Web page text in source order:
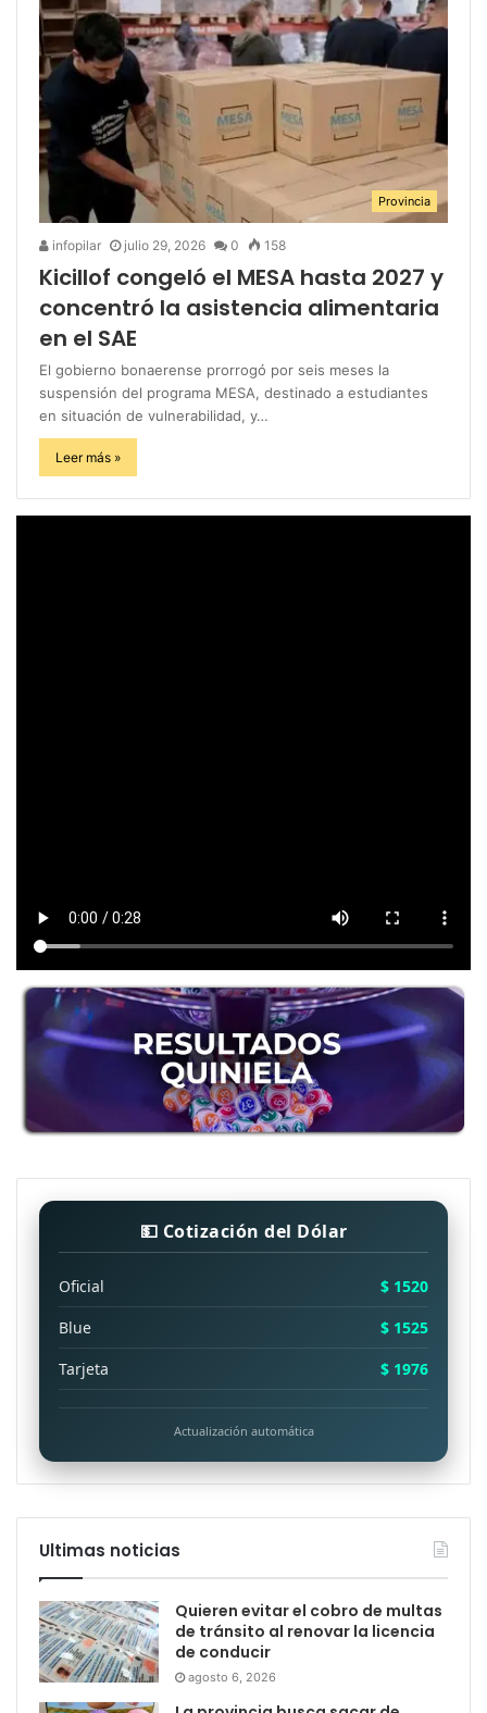
Provincia
infopilar julio 29, 2026 0 158
Kicillof congeló el MESA hasta 2027 y
concentró la asistencia alimentaria
en el SAE
El gobierno bonaerense prorrogó por seis meses la
suspensión del programa MESA, destinado a estudiantes
en situación de vulnerabilidad, y…
Leer más »
💵 Cotización del Dólar
Oficial
$ 1520
Blue
$ 1525
Tarjeta
$ 1976
Actualización automática
Ultimas noticias
Quieren evitar el cobro de multas
de tránsito al renovar la licencia
de conducir
agosto 6, 2026